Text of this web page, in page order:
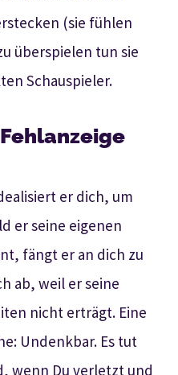
(sie fühlen
überspielen tun sie
Schauspieler.
er dich, um
er seine eigenen
fängt er an dich zu
ab, weil er seine
nicht erträgt. Eine
Undenkbar. Es tut
wenn Du verletzt und